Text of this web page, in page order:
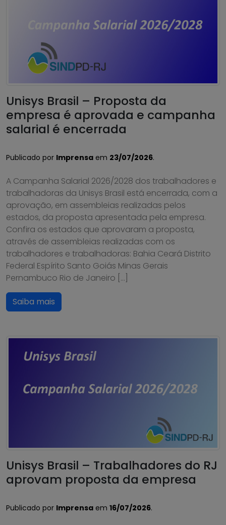
Unisys Brasil – Proposta da
empresa é aprovada e campanha
salarial é encerrada
Publicado por Imprensa em 23/07/2026.
A Campanha Salarial 2026/2028 dos trabalhadores e
trabalhadoras da Unisys Brasil está encerrada, com a
aprovação, em assembleias realizadas pelos
estados, da proposta apresentada pela empresa.
Confira os estados que aprovaram a proposta,
através de assembleias realizadas com os
trabalhadores e trabalhadoras: Bahia Ceará Distrito
Federal Espírito Santo Goiás Minas Gerais
Pernambuco Rio de Janeiro […]
Saiba mais
Unisys Brasil – Trabalhadores do RJ
aprovam proposta da empresa
Publicado por Imprensa em 16/07/2026.